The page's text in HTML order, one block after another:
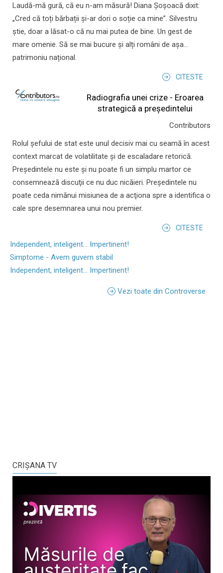
Laudă-mă gură, că eu n-am măsură! Diana Șoșoacă dixit:
„Cred că toți bărbații și-ar dori o soție ca mine”. Silvestru
știe, doar a lăsat-o că nu mai putea de bine. Un gest de
mare omenie. Să se mai bucure și alți români de așa...
patrimoniu național.
CITESTE
Radiografia unei crize - Eroarea
strategică a președintelui
Contributors
Rolul şefului de stat este unul decisiv mai cu seamă în acest
context marcat de volatilitate şi de escaladare retorică.
Preşedintele nu este şi nu poate fi un simplu martor ce
consemnează discuţii ce nu duc nicăieri. Preşedintele nu
poate ceda nimănui misiunea de a acţiona spre a identifica o
cale spre desemnarea unui nou premier.
CITESTE
Independent, inteligent... Impertinent!
Simptome - Avem guvern stabil
Independent, inteligent... Impertinent!
Vezi toate din Controverse
CRIŞANA TV